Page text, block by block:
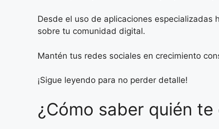
Desde el uso de aplicaciones
sobre tu comunidad digital.
Mantén tus redes sociales en crecimiento
¡Sigue leyendo para no perder detalle!
¿Cómo saber quién